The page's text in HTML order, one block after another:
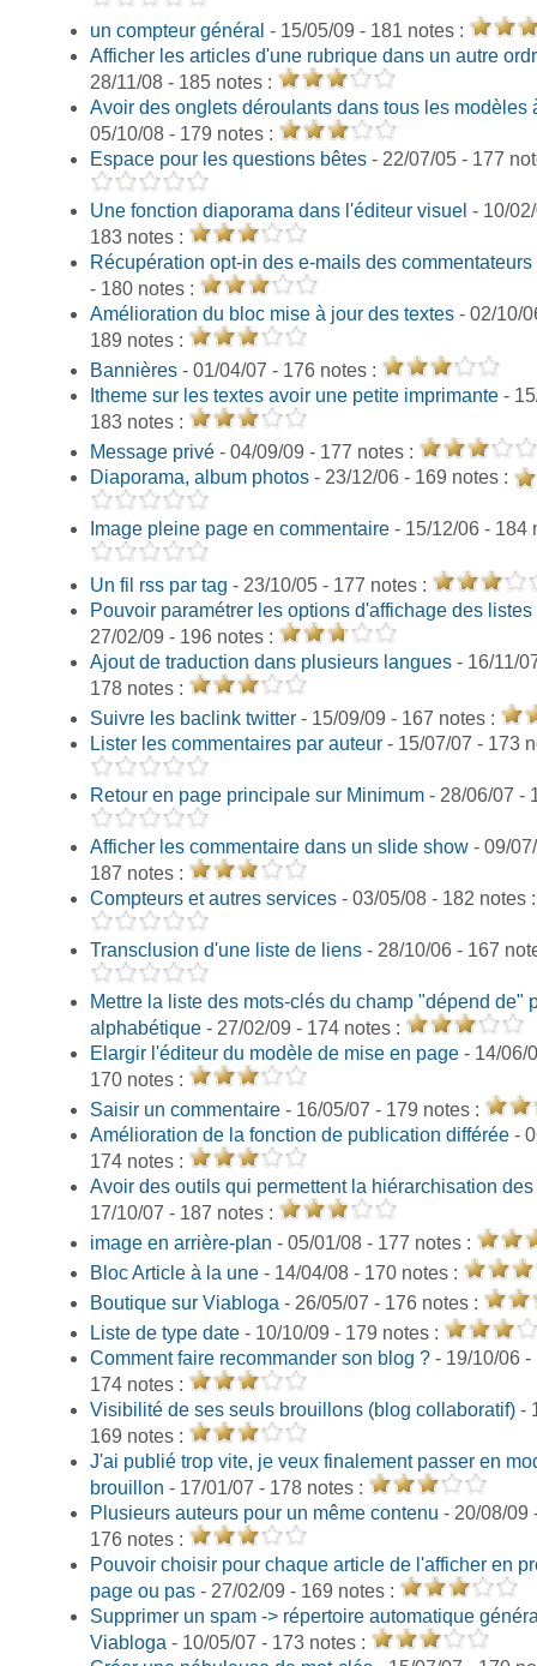
un compteur général - 15/05/09 - 181 notes :
Afficher les articles d'une rubrique dans un autre
28/11/08 - 185 notes :
Avoir des onglets déroulants dans tous les modèles
05/10/08 - 179 notes :
Espace pour les questions bêtes - 22/07/05 - 177
Une fonction diaporama dans l'éditeur visuel - 10/
183 notes :
Récupération opt-in des e-mails des commentateurs
- 180 notes :
Amélioration du bloc mise à jour des textes - 02/10/
189 notes :
Bannières - 01/04/07 - 176 notes :
Itheme sur les textes avoir une petite imprimante -
183 notes :
Message privé - 04/09/09 - 177 notes :
Diaporama, album photos - 23/12/06 - 169 notes :
Image pleine page en commentaire - 15/12/06 - 184
Un fil rss par tag - 23/10/05 - 177 notes :
Pouvoir paramétrer les options d'affichage des
27/02/09 - 196 notes :
Ajout de traduction dans plusieurs langues - 16/11/
178 notes :
Suivre les baclink twitter - 15/09/09 - 167 notes :
Lister les commentaires par auteur - 15/07/07 - 173
Retour en page principale sur Minimum - 28/06/07 -
Afficher les commentaire dans un slide show - 09/
187 notes :
Compteurs et autres services - 03/05/08 - 182 notes
Transclusion d'une liste de liens - 28/10/06 - 167
Mettre la liste des mots-clés du champ "dépend de"
alphabétique - 27/02/09 - 174 notes :
Elargir l'éditeur du modèle de mise en page - 14/06/
170 notes :
Saisir un commentaire - 16/05/07 - 179 notes :
Amélioration de la fonction de publication différée -
174 notes :
Avoir des outils qui permettent la hiérarchisation
17/10/07 - 187 notes :
image en arrière-plan - 05/01/08 - 177 notes :
Bloc Article à la une - 14/04/08 - 170 notes :
Boutique sur Viabloga - 26/05/07 - 176 notes :
Liste de type date - 10/10/09 - 179 notes :
Comment faire recommander son blog ? - 19/10/06 -
174 notes :
Visibilité de ses seuls brouillons (blog collaboratif) -
169 notes :
J'ai publié trop vite, je veux finalement passer en
brouillon - 17/01/07 - 178 notes :
Plusieurs auteurs pour un même contenu - 20/08/09
176 notes :
Pouvoir choisir pour chaque article de l'afficher en
page ou pas - 27/02/09 - 169 notes :
Supprimer un spam -> répertoire automatique
Viabloga - 10/05/07 - 173 notes :